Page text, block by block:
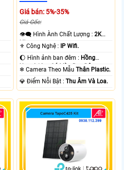
Giá bán: 5%-35%
Giá Gốc:
👁️‍🗨 Hình Ành Chất Lượng :2K
Lite .
⚜️ Công Nghệ :
IP Wifi.
🌔 Hình ảnh ban đêm : Hồng
Ngoại 10m Có Màu Ban Ðêm.
❄ Camera Theo MẫuThân Plastic.
️💎 Điểm Nỗi Bật :Thu Âm Và Loa.